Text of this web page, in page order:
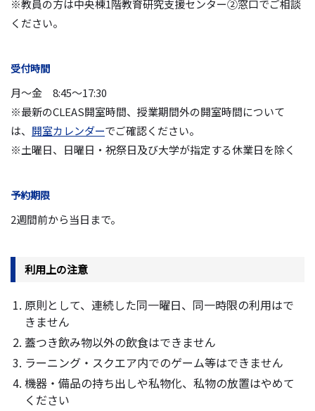
※教員の方は中央棟1階教育研究支援センター②窓口でご相談
ください。
受付時間
月～金 8:45～17:30
※最新のCLEAS開室時間、授業期間外の開室時間について
は、 開室カレンダーでご確認ください。
※土曜日、日曜日・祝祭日及び大学が指定する休業日を除く
予約期限
2週間前から当日まで。
利用上の注意
原則として、連続した同一曜日、同一時限の利用はで
きません
蓋つき飲み物以外の飲食はできません
ラーニング・スクエア内でのゲーム等はできません
機器・備品の持ち出しや私物化、私物の放置はやめて
ください